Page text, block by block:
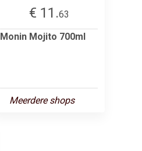
€ 11.63
Monin Mojito 700ml
Meerdere shops